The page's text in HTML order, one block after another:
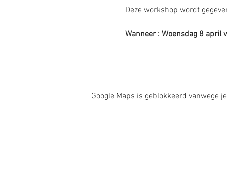
Deze workshop wordt
Wanneer : Woensdag 8 april
Google Maps is geblokkeerd vanwege